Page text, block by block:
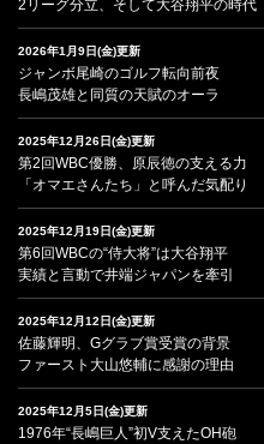
2リーグ分立、そして大谷翔平の時代
2026年1月9日(金)更新
ジャンボ尾崎のゴルフ転向前夜
長嶋茂雄と同質の天賦のオーラ
2025年12月26日(金)更新
第2回WBC優勝、原辰徳の支える力
「オマエさんたち」と呼んだ気配り
2025年12月19日(金)更新
第6回WBCの“侍大将”は大谷翔平
実績と言動で井端ジャパンを牽引
2025年12月12日(金)更新
佐藤輝明、Gグラブ賞受賞の背景
ファースト大山悠輔に感謝の理由
2025年12月5日(金)更新
1976年“長嶋巨人”初V支えたOH砲